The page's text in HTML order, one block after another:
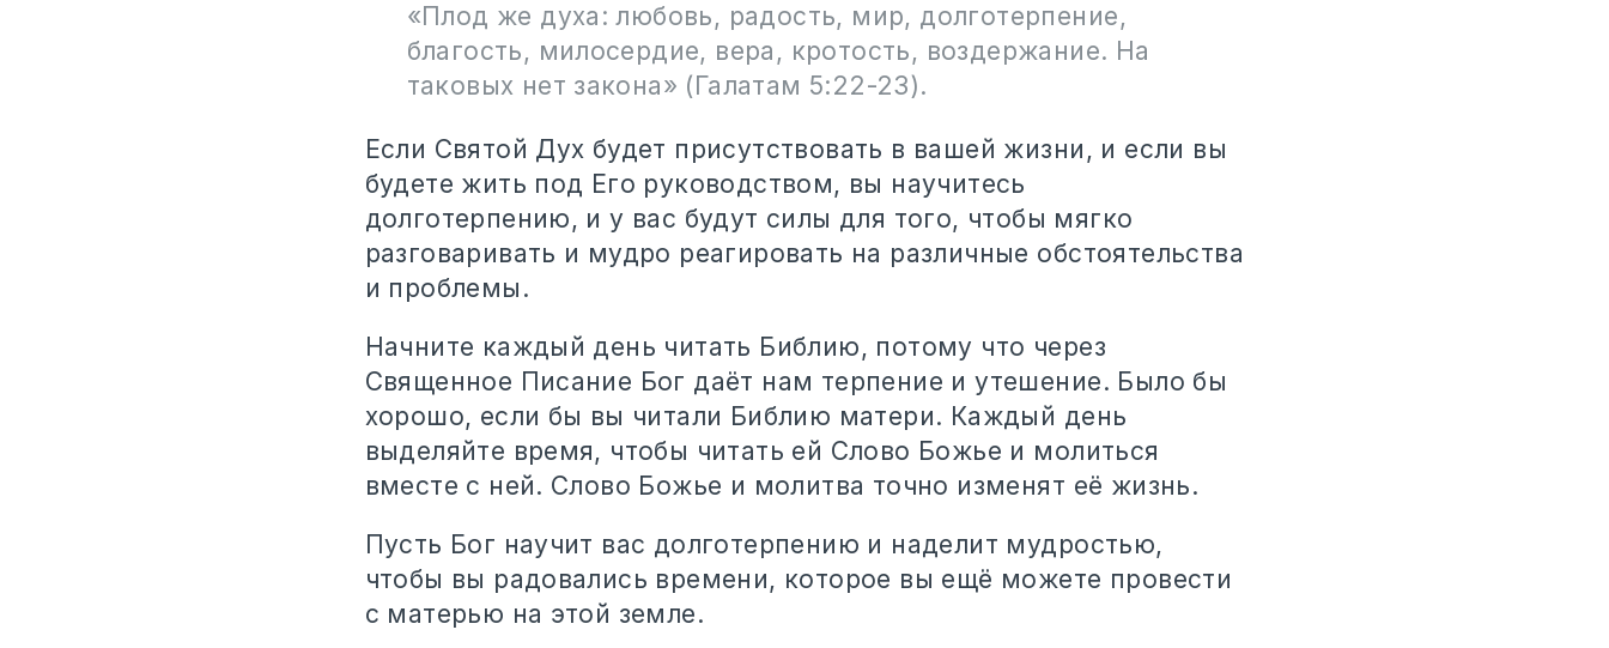
«Плод же духа: любовь, радость, мир, долготерпение,
благость, милосердие, вера, кротость, воздержание. На
таковых нет закона» (Галатам 5:22-23).
Если Святой Дух будет присутствовать в вашей жизни, и если вы
будете жить под Его руководством, вы научитесь
долготерпению, и у вас будут силы для того, чтобы мягко
разговаривать и мудро реагировать на различные обстоятельства
и проблемы.
Начните каждый день читать Библию, потому что через
Священное Писание Бог даёт нам терпение и утешение. Было бы
хорошо, если бы вы читали Библию матери. Каждый день
выделяйте время, чтобы читать ей Слово Божье и молиться
вместе с ней. Слово Божье и молитва точно изменят её жизнь.
Пусть Бог научит вас долготерпению и наделит мудростью,
чтобы вы радовались времени, которое вы ещё можете провести
с матерью на этой земле.